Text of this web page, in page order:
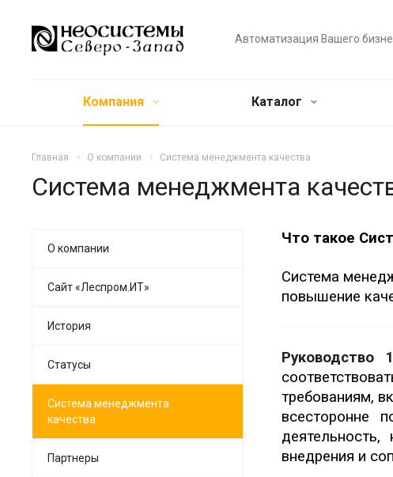
Автоматизация Вашего
Компания Каталог
Главная О компании Система менеджмента качества
Система менеджмента
Что такое
Система
повышение
требованиям,
всесторонне
внедрения и
О компании
Сайт «Леспром.ИТ»
История
Статусы
Система менеджмента
качества
Партнеры